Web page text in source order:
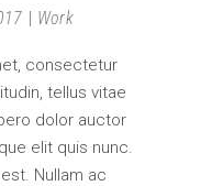
Work
consectetur
tellus vitae
dolor auctor
elit quis nunc.
Nullam ac